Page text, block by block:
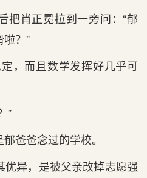
把肖正冕拉到一旁问：“郁
？”
，而且数学发挥好几乎可
”
爸爸念过的学校。
异，是被父亲改掉志愿强